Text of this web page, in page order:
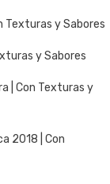
Texturas y Sabores
y Sabores
| Con Texturas y
2018 | Con